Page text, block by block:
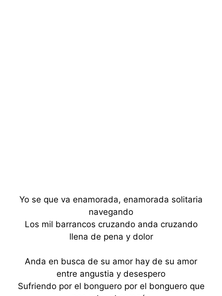
Yo se que va enamorada, enamorada solitaria
navegando
Los mil barrancos cruzando anda cruzando
llena de pena y dolor
Anda en busca de su amor hay de su amor
entre angustia y desespero
Sufriendo por el bonguero por el bonguero que